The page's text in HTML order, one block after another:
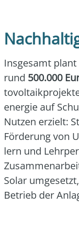
Ins­ge­samt
rund 500.000
ener­gie auf
Nut­zen erzielt:
För­de­rung von
lern und
Solar
Betrieb der